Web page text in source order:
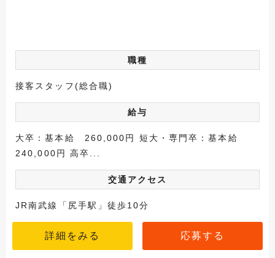
職種
接客スタッフ(総合職)
給与
大卒：基本給 260,000円 短大・専門卒：基本給
240,000円 高卒...
交通アクセス
JR南武線「尻手駅」徒歩10分
詳細をみる 応募する